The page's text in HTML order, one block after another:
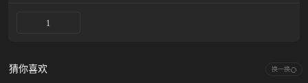
1
猜你喜欢 换一换